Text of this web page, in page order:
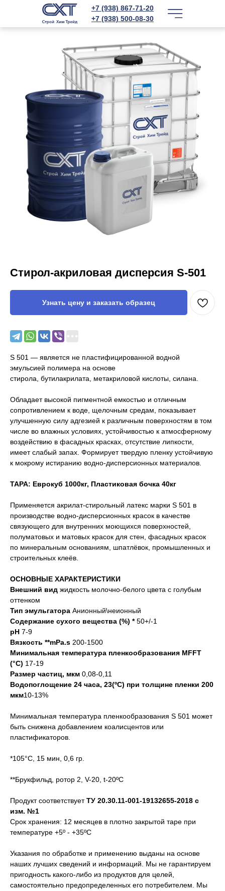
+7 (938) 867-71-20
+7 (938) 500-08-30
Стирол-акриловая дисперсия S-501
Узнать цену и заказать образец
S 501 — является не пластифицированной водной
эмульсией полимера на основе
стирола, бутилакрилата, метакриловой кислоты, силана.
Обладает высокой пигментной емкостью и отличным
сопротивлением к воде, щелочным средам, показывает
улучшенную силу адгезией к различным поверхностям в том
числе во влажных условиях, устойчивостью к атмосферному
воздействию в фасадных красках, отсутствие липкости,
имеет слабый запах. Формирует твердую пленку устойчивую
к мокрому истиранию водно-дисперсионных материалов.
ТАРА: Еврокуб 1000кг, Пластиковая бочка 40кг
Применяется акрилат-стирольный латекс марки S 501 в
производстве водно-дисперсионных красок в качестве
связующего для внутренних моющихся поверхностей,
полуматовых и матовых красок для стен, фасадных красок
по минеральным основаниям, шпатлёвок, промышленных и
строительных клеёв.
ОСНОВНЫЕ ХАРАКТЕРИСТИКИ
Внешний вид жидкость молочно-белого цвета с голубым
оттенком
Тип эмульгатора Анионный\неионный
Содержание сухого вещества (%) *50+/-1
рН 7-9
Вязкость **mPa.s 200-1500
Минимальная температура пленкообразования MFFT
(°C) 17-19
Размер частиц, мкм 0,08-0,11
Водопоглощение 24 часа, 23(ºС) при толщине пленки 200
мкм10-13%
Минимальная температура пленкообразования S 501 может
быть снижена добавлением коалисцентов или
пластификаторов.
*105°C, 15 мин, 0,6 гр.
**Брукфильд, ротор 2, V-20, t-20ºС
Продукт соответствуетТУ 20.30.11-001-19132655-2018 с
изм. №1
Срок хранения: 12 месяцев в плотно закрытой таре при
температуре +5º - +35ºС
Указания по обработке и применению выданы на основе
наших лучших сведений и информаций. Мы не гарантируем
пригодность какого-либо из продуктов для целей,
самостоятельно предопределенных его потребителем. Мы